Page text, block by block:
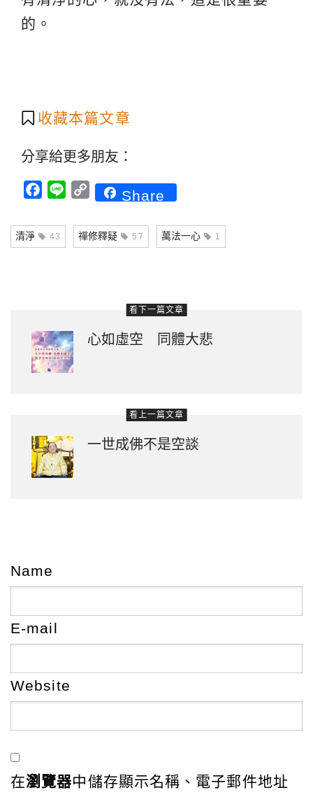
的。
收藏本篇文章
分享給更多朋友：
Facebook
Line CopyShare
清淨 43 禪修釋疑 57 萬法一心 1
看下一篇文章
心如虛空 同體大悲
看上一篇文章
一世成佛不是空談
Name
E-mail
Website
在瀏覽器中儲存顯示名稱、電子郵件地址